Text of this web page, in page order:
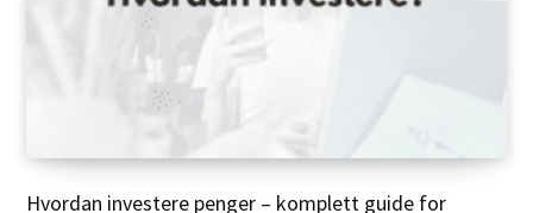
Hvordan investere penger – komplett guide for